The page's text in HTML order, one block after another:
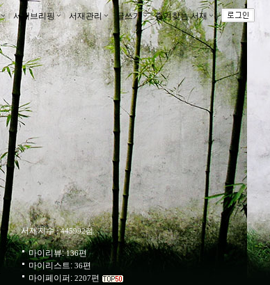
ｌ서재브리핑 ｌ 서재관리 ｌ 글쓰기 ｌ즐겨찾는 서재 ｌ
서재지수: 445992점
마이리뷰:136편
마이리스트: 36편
마이페이퍼: 2207편